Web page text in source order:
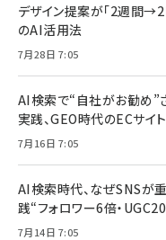
デザイン提案が「2週間
のAI活用法
7月28日 7:05
AI検索で“自社がお勧め”
実践、GEO時代のECサイ
7月16日 7:05
AI検索時代、なぜSNSが
践“フォロワー6倍・
7月14日 7:05